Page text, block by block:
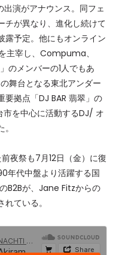
演がアナウンス。同フェ
チが異なり、進化し続けて
露予定。他にもオンライン
主宰し、Compuma、
のメンバーの1人でもあ
舞台となる東北アンダー
要拠点「DJ BAR 翡翠」の
市を中心に活動するDJ/ オ
夜祭も7月12日（金）に復
年代中盤より活躍する国
B2Bが、Jane Fitzからの
ている。